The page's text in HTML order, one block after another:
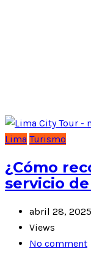
Lima Turismo
¿Cómo
servicio
abril 28, 2025
Views
No comment